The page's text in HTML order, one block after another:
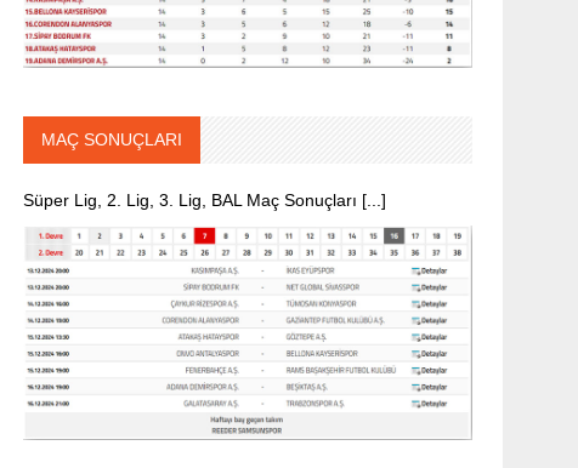
MAÇ SONUÇLARI
Süper Lig, 2. Lig, 3. Lig, BAL Maç Sonuçları [...]